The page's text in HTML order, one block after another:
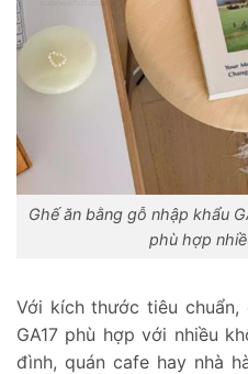
Ghế ăn bằng gỗ nhập khẩu
phù hợp
Với kích thước tiêu chuẩn,
GA17 phù hợp với nhiều
đình, quán cafe hay nhà